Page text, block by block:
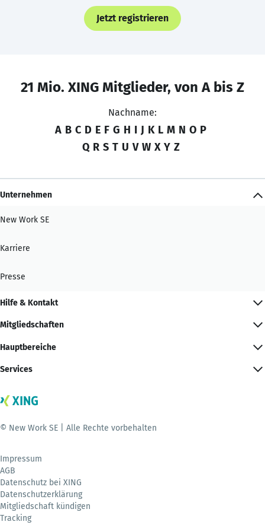
Jetzt registrieren
21 Mio. XING Mitglieder, von A bis Z
Nachname:
A B C D E F G H I J K L M N O P
Q R S T U V W X Y Z
Unternehmen
New Work SE
Karriere
Presse
Hilfe & Kontakt
Mitgliedschaften
Hauptbereiche
Services
© New Work SE | Alle Rechte vorbehalten
Impressum
AGB
Datenschutz bei XING
Datenschutzerklärung
Mitgliedschaft kündigen
Tracking